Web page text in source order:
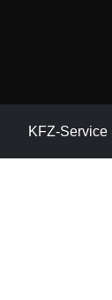
KFZ-Service